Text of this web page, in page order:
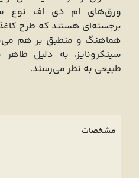
ورق‌های ام دی اف نوع
برجسته‌ای هستند که طرح
هماهنگ و منطبق بر هم
سینکرونایز، به دلیل
طبیعی به نظر می‌‌‌رسند.
مشخصات